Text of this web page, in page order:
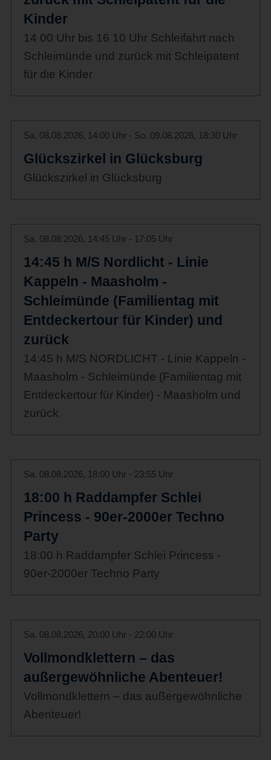
Kinder
14 00 Uhr bis 16 10 Uhr Schleifahrt nach
Schleimünde und zurück mit Schleipatent
für die Kinder
Sa. 08.08.2026, 14:00 Uhr - So. 09.08.2026, 18:30 Uhr
Glückszirkel in Glücksburg
Glückszirkel in Glücksburg
Sa. 08.08.2026, 14:45 Uhr - 17:05 Uhr
14:45 h M/S Nordlicht - Linie
Kappeln - Maasholm -
Schleimünde (Familientag mit
Entdeckertour für Kinder) und
zurück
14:45 h M/S NORDLICHT - Linie Kappeln -
Maasholm - Schleimünde (Familientag mit
Entdeckertour für Kinder) - Maasholm und
zurück
Sa. 08.08.2026, 18:00 Uhr - 23:55 Uhr
18:00 h Raddampfer Schlei
Princess - 90er-2000er Techno
Party
18:00 h Raddampfer Schlei Princess -
90er-2000er Techno Party
Sa. 08.08.2026, 20:00 Uhr - 22:00 Uhr
Vollmondklettern – das
außergewöhnliche Abenteuer!
Vollmondklettern – das außergewöhnliche
Abenteuer!